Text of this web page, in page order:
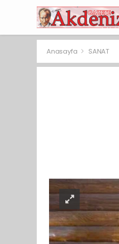
Anasayfa SANAT